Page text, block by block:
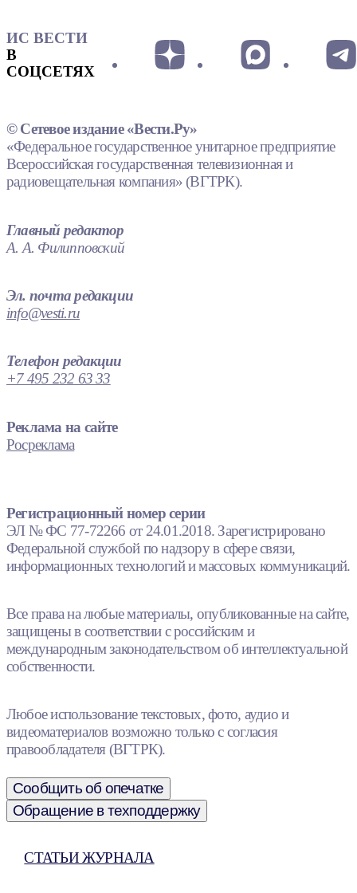
ИС ВЕСТИ
В
СОЦСЕТЯХ
© Сетевое издание «Вести.Ру»
«Федеральное государственное унитарное предприятие
Всероссийская государственная телевизионная и
радиовещательная компания» (ВГТРК).
Главный редактор
А. А. Филипповский
Эл. почта редакции
info@vesti.ru
Телефон редакции
+7 495 232 63 33
Реклама на сайте
Росреклама
Регистрационный номер серии
ЭЛ № ФС 77-72266 от 24.01.2018. Зарегистрировано
Федеральной службой по надзору в сфере связи,
информационных технологий и массовых коммуникаций.
Все права на любые материалы, опубликованные на сайте,
защищены в соответствии с российским и
международным законодательством об интеллектуальной
собственности.
Любое использование текстовых, фото, аудио и
видеоматериалов возможно только с согласия
правообладателя (ВГТРК).
Сообщить об опечатке
Обращение в техподдержку
СТАТЬИ ЖУРНАЛА